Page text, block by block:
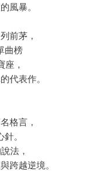
風暴。
前茅，
曲榜
座，
代表作。
格言，
。
法，
跨越逆境。